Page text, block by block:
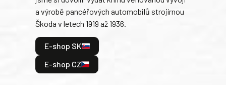
a výrobě pancéřových automobilů strojírnou
Škoda v letech 1919 až 1936.
E-shop SK
E-shop CZ